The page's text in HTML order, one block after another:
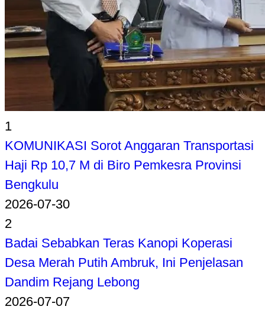
1
KOMUNIKASI Sorot Anggaran Transportasi
Haji Rp 10,7 M di Biro Pemkesra Provinsi
Bengkulu
2026-07-30
2
Badai Sebabkan Teras Kanopi Koperasi
Desa Merah Putih Ambruk, Ini Penjelasan
Dandim Rejang Lebong
2026-07-07